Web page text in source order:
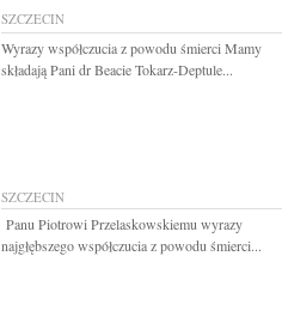
SZCZECIN
Wyrazy współczucia z powodu śmierci Mamy
składają Pani dr Beacie Tokarz-Deptule...
SZCZECIN
Panu Piotrowi Przelaskowskiemu wyrazy
najgłębszego współczucia z powodu śmierci...